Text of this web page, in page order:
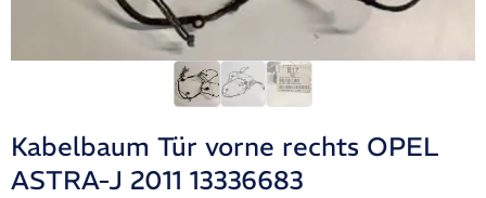
Kabelbaum Tür vorne rechts OPEL
ASTRA-J 2011 13336683